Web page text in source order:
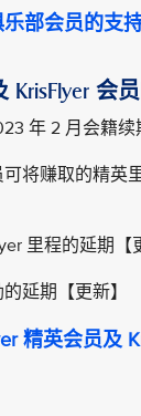
部会员的支
KrisFlyer 会
年 2 月会籍续
将赚取的精英
里程的延期【
延期【更新】
精英会员及